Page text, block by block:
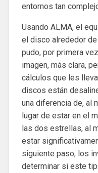
entornos tan
Usando ALMA, el
el disco alrededor de
pudo, por primera
imagen, más clara,
cálculos que les
discos están
una diferencia de, al
lugar de estar en el
las dos estrellas, al
estar
siguiente paso, los
determinar si este